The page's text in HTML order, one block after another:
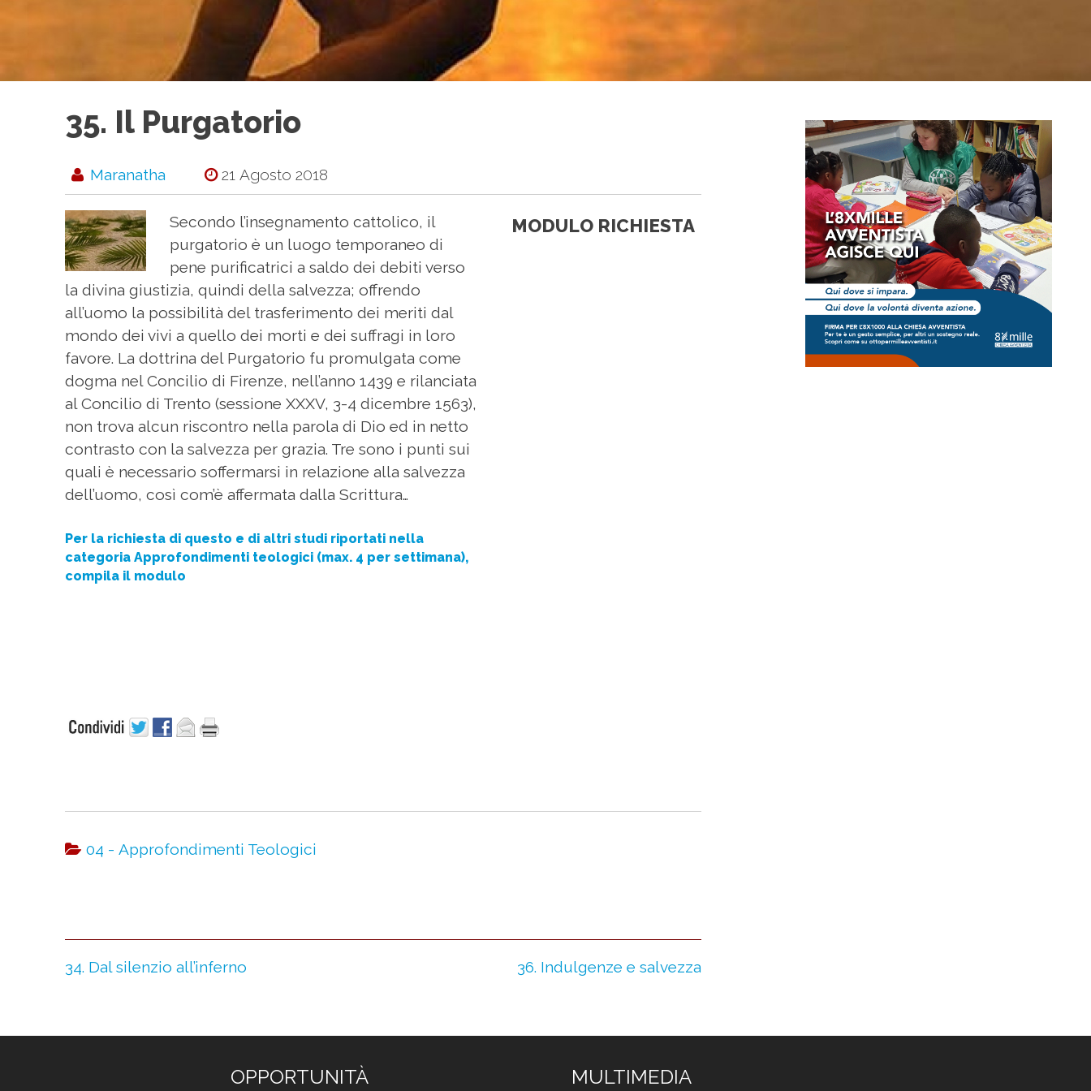
35. Il Purgatorio
Maranatha 21 Agosto 2018
Secondo l’insegnamento cattolico, il
purgatorio è un luogo temporaneo di
pene purificatrici a saldo dei debiti verso
la divina giustizia, quindi della salvezza; offrendo
all’uomo la possibilità del trasferimento dei meriti dal
mondo dei vivi a quello dei morti e dei suffragi in loro
favore. La dottrina del Purgatorio fu promulgata come
dogma nel Concilio di Firenze, nell’anno 1439 e rilanciata
al Concilio di Trento (sessione XXXV, 3-4 dicembre 1563),
non trova alcun riscontro nella parola di Dio ed in netto
contrasto con la salvezza per grazia. Tre sono i punti sui
quali è necessario soffermarsi in relazione alla salvezza
dell’uomo, così com’è affermata dalla Scrittura…
Per la richiesta di questo e di altri studi riportati nella
categoria Approfondimenti teologici (max. 4 per settimana),
compila il modulo
MODULO RICHIESTA
04 - Approfondimenti Teologici
34. Dal silenzio all’inferno 36. Indulgenze e salvezza
OPPORTUNITÀ MULTIMEDIA